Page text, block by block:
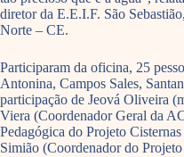
diretor da E.E.I.F. São
Norte – CE.
Participaram da oficina, 25
Antonina, Campos Sales,
participação de Jeová Oliveira
Viera (Coordenador Geral da
Pedagógica do Projeto
Simião (Coordenador do